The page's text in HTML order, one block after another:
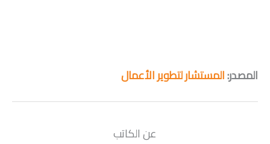
المصدر:المستشار لتطوير الأعمال
عن الكاتب